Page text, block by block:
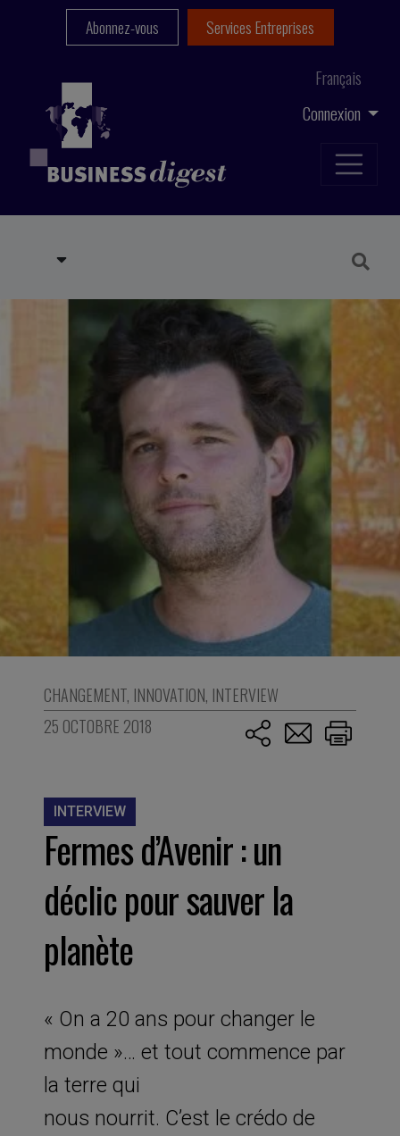
Connexion
Français
Abonnez-vous Services Entreprises
CHANGEMENT, INNOVATION, INTERVIEW
25 OCTOBRE 2018
INTERVIEW
Fermes d’Avenir : un
déclic pour sauver la
planète
« On a 20 ans pour changer le
monde »… et tout commence par
la terre qui
nous nourrit. C’est le crédo de